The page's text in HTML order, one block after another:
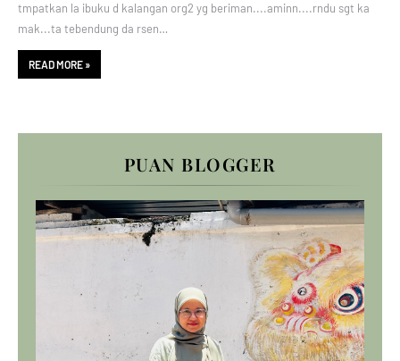
tmpatkan la ibuku d kalangan org2 yg beriman....aminn....rndu sgt ka
mak...ta tebendung da rsen…
READ MORE »
PUAN BLOGGER